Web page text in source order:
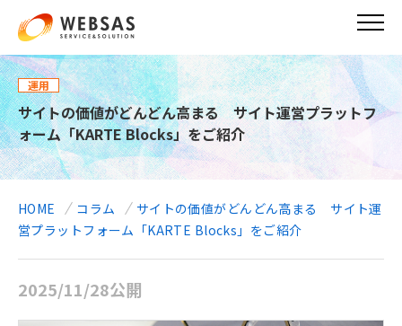
コ
ン
テ
ン
ツ
に
移
運用
サイトの価値がどんどん高まる サイト運営プラットフ
ォーム「KARTE Blocks」をご紹介
HOME コラム
サイトの価値がどんどん高まる サイト運
営プラットフォーム「KARTE Blocks」をご紹介
2025/11/28公開